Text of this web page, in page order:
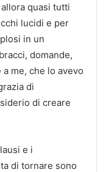
quasi tutti
lucidi e per
in un
domande,
me, che lo avevo
di
di creare
e i
di tornare sono